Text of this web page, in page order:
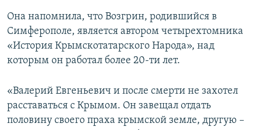
Она напомнила, что Возгрин, родившийся в
Симферополе, является автором четырехтомника
«История Крымскотатарского Народа», над
которым он работал более 20-ти лет.
«Валерий Евгеньевич и после смерти не захотел
расставаться с Крымом. Он завещал отдать
половину своего праха крымской земле, другую –